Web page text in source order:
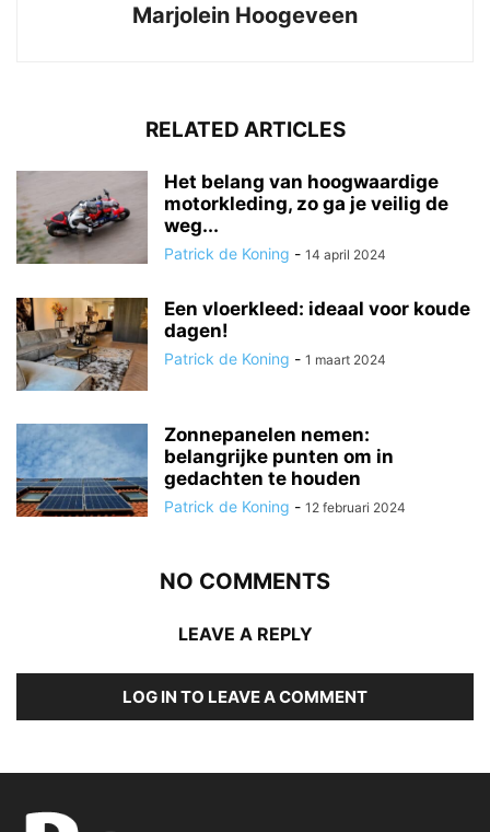
Marjolein Hoogeveen
RELATED ARTICLES
Het belang van hoogwaardige
motorkleding, zo ga je veilig de
weg...
Patrick de Koning - 14 april 2024
Een vloerkleed: ideaal voor koude
dagen!
Patrick de Koning - 1 maart 2024
Zonnepanelen nemen:
belangrijke punten om in
gedachten te houden
Patrick de Koning - 12 februari 2024
NO COMMENTS
LEAVE A REPLY
LOG IN TO LEAVE A COMMENT